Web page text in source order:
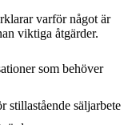
varför något är
viktiga åtgärder.
som behöver
stillastående säljarbete